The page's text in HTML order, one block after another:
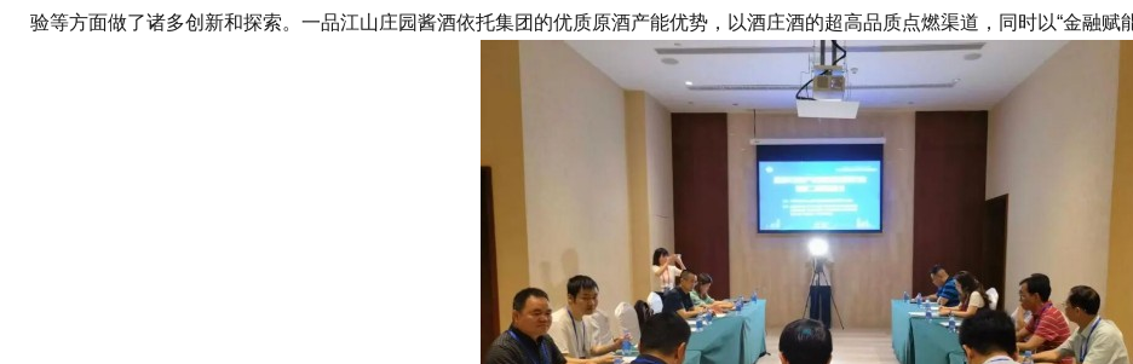
验等方面做了诸多创新和探索。一品江山庄园酱酒依托集团的优质原酒产能优势，以酒庄酒的超高品质点燃渠道，同时以“金融赋